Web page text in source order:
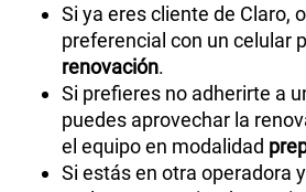
Si ya eres cliente de Claro,
preferencial con un celular
renovación.
Si prefieres no adherirte a
puedes aprovechar la
el equipo en modalidad
Si estás en otra operadora